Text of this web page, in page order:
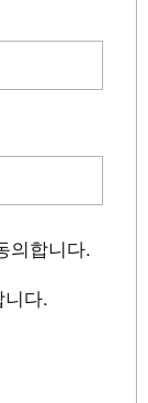
의합니다.
다.